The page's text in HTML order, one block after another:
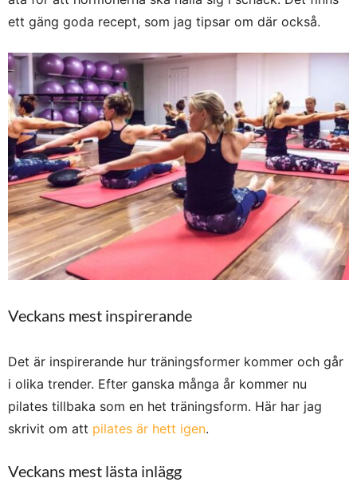
ett gäng goda recept, som jag tipsar om där också.
Veckans mest inspirerande
Det är inspirerande hur träningsformer kommer och går
i olika trender. Efter ganska många år kommer nu
pilates tillbaka som en het träningsform. Här har jag
skrivit om att pilates är hett igen.
Veckans mest lästa inlägg